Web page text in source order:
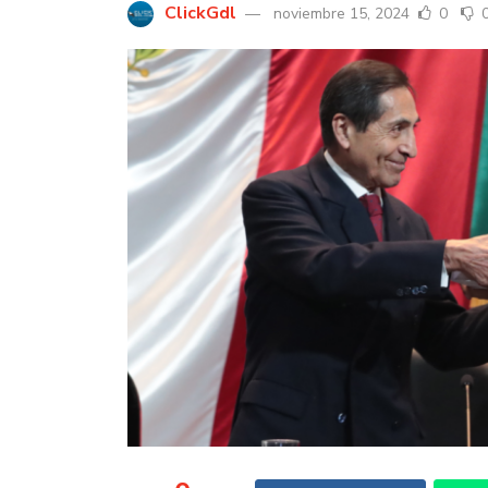
ClickGdl noviembre 15, 2024 0